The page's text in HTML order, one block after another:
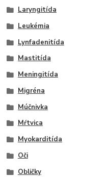
Laryngitída
Leukémia
Lynfadenitída
Mastitída
Meningitída
Migréna
Múčnivka
Mŕtvica
Myokarditída
Oči
Obličky